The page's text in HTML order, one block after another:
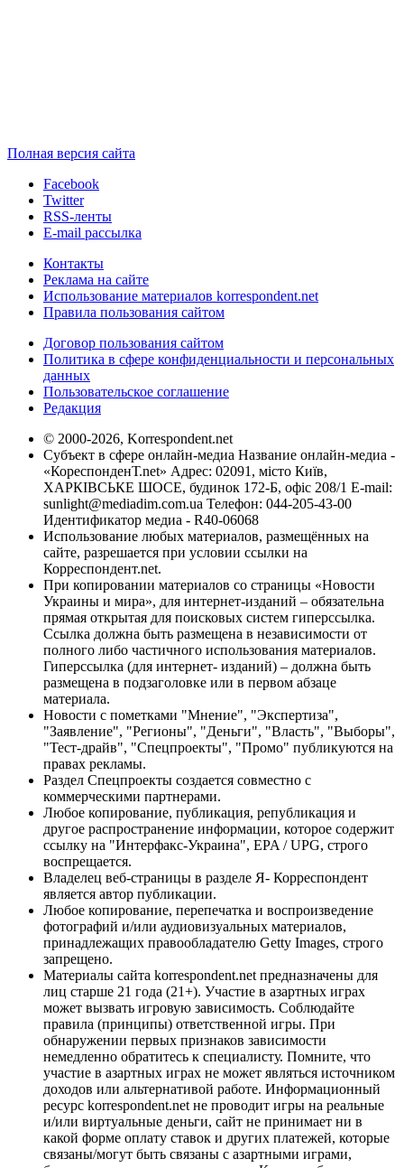
Полная версия сайта
Facebook
Twitter
RSS-ленты
E-mail рассылка
Контакты
Реклама на сайте
Использование материалов korrespondent.net
Правила пользования сайтом
Договор пользования сайтом
Политика в сфере конфиденциальности и персональных
данных
Пользовательское соглашение
Редакция
© 2000-2026, Korrespondent.net
Субъект в сфере онлайн-медиа Название онлайн-медиа -
«КореспонденТ.net» Адрес: 02091, місто Київ,
ХАРКІВСЬКЕ ШОСЕ, будинок 172-Б, офіс 208/1 E-mail:
sunlight@mediadim.com.ua Телефон: 044-205-43-00
Идентификатор медиа - R40-06068
Использование любых материалов, размещённых на
сайте, разрешается при условии ссылки на
Корреспондент.net.
При копировании материалов со страницы «Новости
Украины и мира», для интернет-изданий – обязательна
прямая открытая для поисковых систем гиперссылка.
Ссылка должна быть размещена в независимости от
полного либо частичного использования материалов.
Гиперссылка (для интернет- изданий) – должна быть
размещена в подзаголовке или в первом абзаце
материала.
Новости с пометками "Мнение", "Экспертиза",
"Заявление", "Регионы", "Деньги", "Власть", "Выборы",
"Тест-драйв", "Спецпроекты", "Промо" публикуются на
правах рекламы.
Раздел Спецпроекты создается совместно с
коммерческими партнерами.
Любое копирование, публикация, републикация и
другое распространение информации, которое содержит
ссылку на "Интерфакс-Украина", EPA / UPG, строго
воспрещается.
Владелец веб-страницы в разделе Я- Корреспондент
является автор публикации.
Любое копирование, перепечатка и воспроизведение
фотографий и/или аудиовизуальных материалов,
принадлежащих правообладателю Getty Images, строго
запрещено.
Материалы сайта korrespondent.net предназначены для
лиц старше 21 года (21+). Участие в азартных играх
может вызвать игровую зависимость. Соблюдайте
правила (принципы) ответственной игры. При
обнаружении первых признаков зависимости
немедленно обратитесь к специалисту. Помните, что
участие в азартных играх не может являться источником
доходов или альтернативой работе. Информационный
ресурс korrespondent.net не проводит игры на реальные
и/или виртуальные деньги, сайт не принимает ни в
какой форме оплату ставок и других платежей, которые
связаны/могут быть связаны с азартными играми,